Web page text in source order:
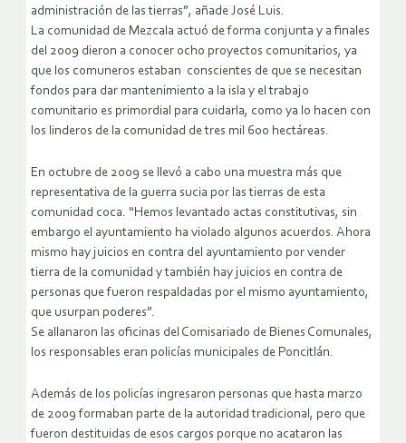
administración de las tierras”, añade José Luis.
La comunidad de Mezcala actuó de forma conjunta y a finales
del 2009 dieron a conocer ocho proyectos comunitarios, ya
que los comuneros estaban conscientes de que se necesitan
fondos para dar mantenimiento a la isla y el trabajo
comunitario es primordial para cuidarla, como ya lo hacen con
los linderos de la comunidad de tres mil 600 hectáreas.
En octubre de 2009 se llevó a cabo una muestra más que
representativa de la guerra sucia por las tierras de esta
comunidad coca. “Hemos levantado actas constitutivas, sin
embargo el ayuntamiento ha violado algunos acuerdos. Ahora
mismo hay juicios en contra del ayuntamiento por vender
tierra de la comunidad y también hay juicios en contra de
personas que fueron respaldadas por el mismo ayuntamiento,
que usurpan poderes”.
Se allanaron las oficinas del Comisariado de Bienes Comunales,
los responsables eran policías municipales de Poncitlán.
Además de los policías ingresaron personas que hasta marzo
de 2009 formaban parte de la autoridad tradicional, pero que
fueron destituidas de esos cargos porque no acataron las